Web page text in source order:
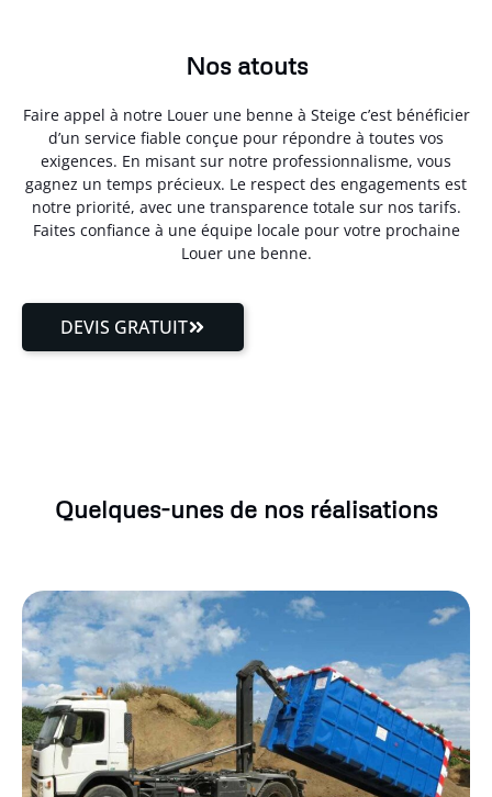
Nos atouts
Faire appel à notre Louer une benne à Steige c’est bénéficier
d’un service fiable conçue pour répondre à toutes vos
exigences. En misant sur notre professionnalisme, vous
gagnez un temps précieux. Le respect des engagements est
notre priorité, avec une transparence totale sur nos tarifs.
Faites confiance à une équipe locale pour votre prochaine
Louer une benne.
DEVIS GRATUIT
Quelques-unes de nos réalisations